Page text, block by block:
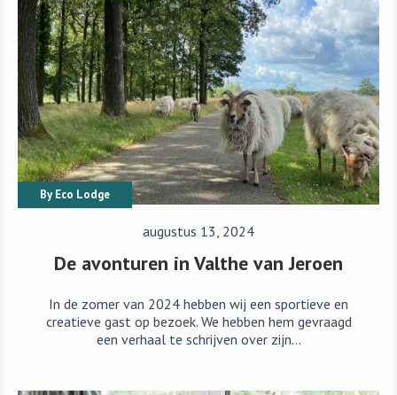
ByEco Lodge
augustus 13, 2024
De avonturen in Valthe van Jeroen
In de zomer van 2024 hebben wij een sportieve en
creatieve gast op bezoek. We hebben hem gevraagd
een verhaal te schrijven over zijn…